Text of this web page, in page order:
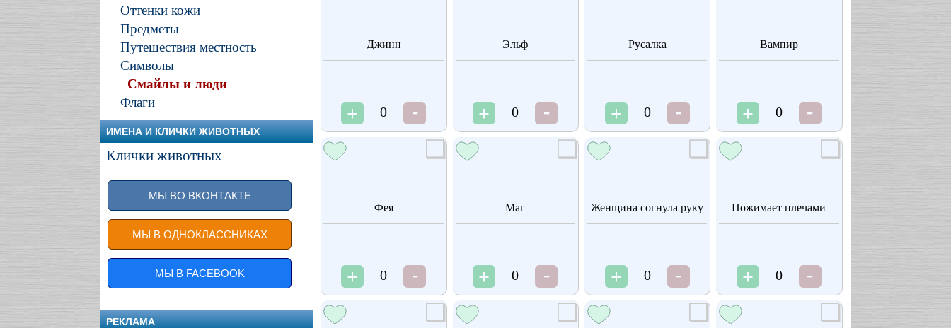
Оттенки кожи
Предметы
Путешествия местность
Символы
Смайлы и люди
Флаги
ИМЕНА И КЛИЧКИ ЖИВОТНЫХ
Клички животных
МЫ ВО ВКОНТАКТЕ
МЫ В ОДНОКЛАССНИКАХ
МЫ В FACEBOOK
РЕКЛАМА
Джинн
0
Эльф
0
Русалка
0
Вампир
0
Фея
0
Маг
0
Женщина согнула руку
0
Пожимает плечами
0